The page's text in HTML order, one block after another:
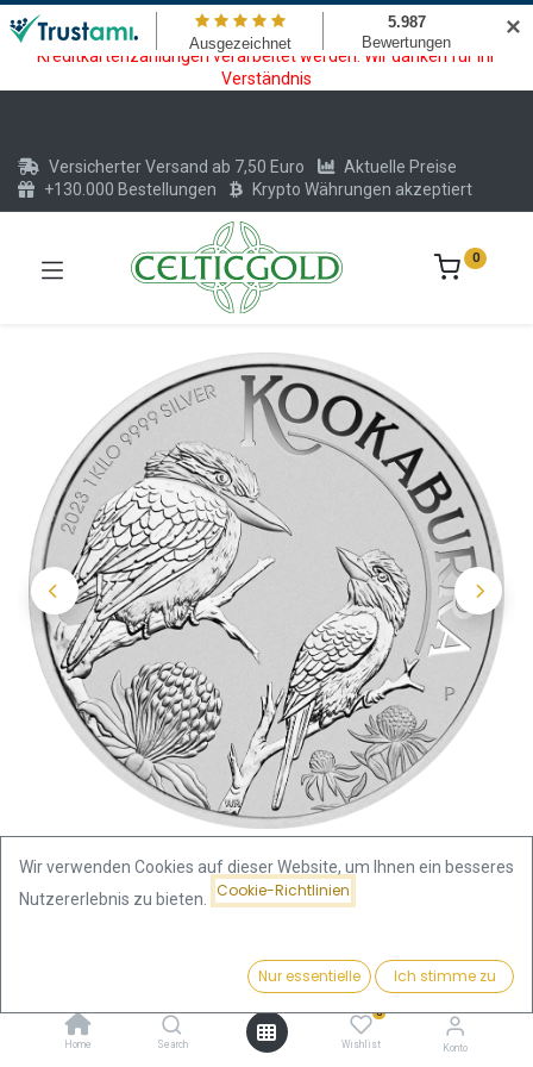
Wartungsarbeiten am Kreditkarten und Krypto Bezahlmodul. In der
Zeit vom 20.07. - 09.08.2026 können keine Krypto oder
Kreditkartenzahlungen verarbeitet werden. Wir danken für Ihr
Verständnis
2.301,00€ Kaufen
Home Search
0
Wishlist Konto
Versicherter Versand ab 7,50 Euro
Aktuelle Preise
+130.000 Bestellungen
Krypto Währungen akzeptiert
0
Kookaburra 1 Kilo Silbermünze 2023 | differenzbesteuert
Kookaburra 1 Kilo Silbermünze
Wir verwenden Cookies auf dieser Website, um Ihnen ein besseres
Nutzererlebnis zu bieten.
Cookie-Richtlinien
Nur essentielle Ich stimme zu
✕